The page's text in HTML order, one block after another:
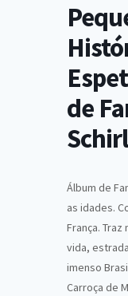
de
Álbum de
as idades.
França.
vida,
imenso
Carroça de